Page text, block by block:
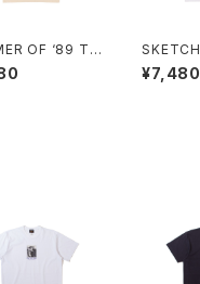
OF ‘89 TE
SKETCH TEE (WHIT
E)
¥7,480